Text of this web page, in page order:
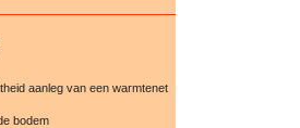
aanleg van een warmtenet
bodem